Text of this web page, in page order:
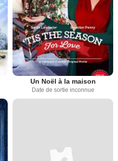
Un Noël à la maison
Date de sortie inconnue